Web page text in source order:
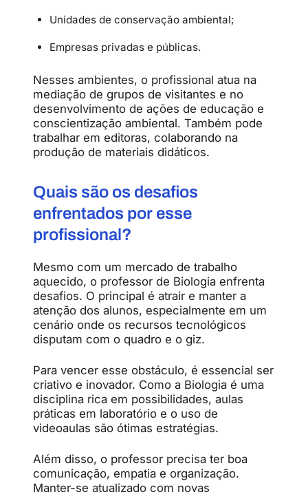
Unidades de conservação ambiental;
Empresas privadas e públicas.
Nesses ambientes, o profissional atua na
mediação de grupos de visitantes e no
desenvolvimento de ações de educação e
conscientização ambiental. Também pode
trabalhar em editoras, colaborando na
produção de materiais didáticos.
Quais são os desafios
enfrentados por esse
profissional?
Mesmo com um mercado de trabalho
aquecido, o professor de Biologia enfrenta
desafios. O principal é atrair e manter a
atenção dos alunos, especialmente em um
cenário onde os recursos tecnológicos
disputam com o quadro e o giz.
Para vencer esse obstáculo, é essencial ser
criativo e inovador. Como a Biologia é uma
disciplina rica em possibilidades, aulas
práticas em laboratório e o uso de
videoaulas são ótimas estratégias.
Além disso, o professor precisa ter boa
comunicação, empatia e organização.
Manter-se atualizado com novas